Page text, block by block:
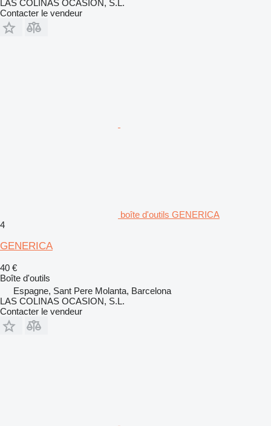
LAS COLINAS OCASION, S.L.
Contacter le vendeur
boîte d'outils GENERICA
4
GENERICA
40 €
Boîte d'outils
Espagne, Sant Pere Molanta, Barcelona
LAS COLINAS OCASION, S.L.
Contacter le vendeur